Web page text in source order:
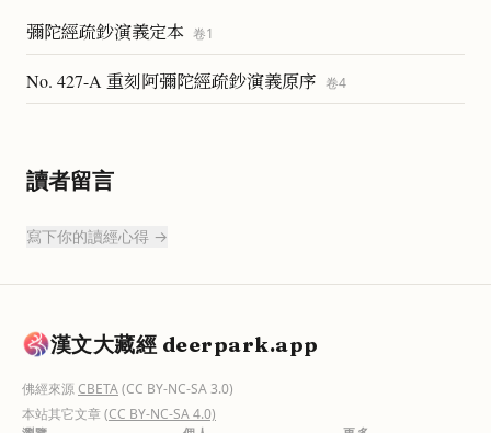
彌陀經疏鈔演義定本 卷1
No. 427-A 重刻阿彌陀經疏鈔演義原序 卷4
讀者留言
寫下你的讀經心得 →
漢文大藏經 deerpark.app
佛經來源CBETA(CC BY-NC-SA 3.0)
本站其它文章(CC BY-NC-SA 4.0)